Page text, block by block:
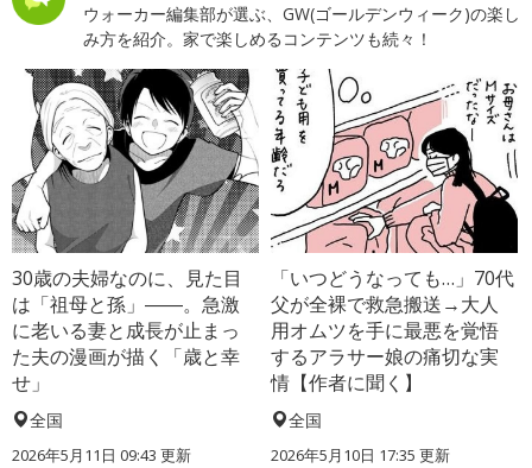
ウォーカー編集部が選ぶ、GW(ゴールデンウィーク)の楽し
み方を紹介。家で楽しめるコンテンツも続々！
30歳の夫婦なのに、見た目
は「祖母と孫」――。急激
に老いる妻と成長が止まっ
た夫の漫画が描く「歳と幸
せ」
全国
2026年5月11日 09:43 更新
「いつどうなっても…」70代
父が全裸で救急搬送→大人
用オムツを手に最悪を覚悟
するアラサー娘の痛切な実
情【作者に聞く】
全国
2026年5月10日 17:35 更新